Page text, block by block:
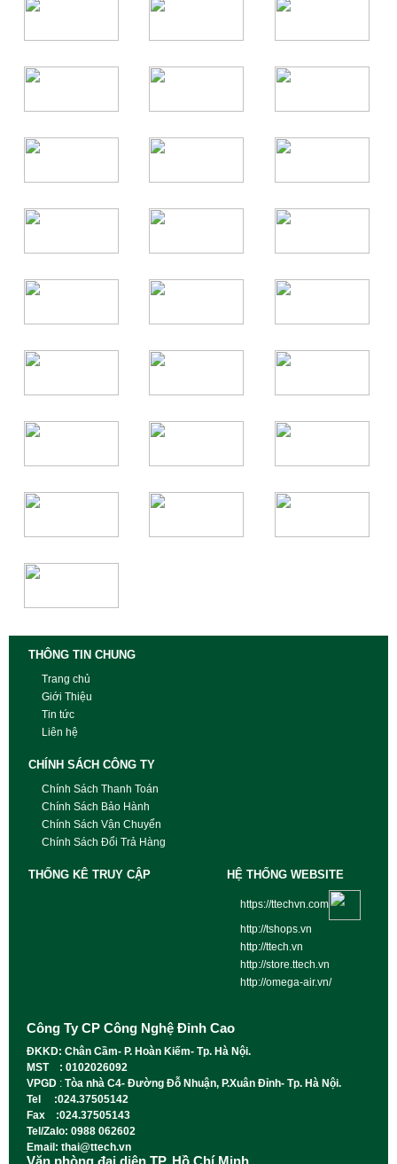
THÔNG TIN CHUNG
Trang chủ
Giới Thiệu
Tin tức
Liên hệ
CHÍNH SÁCH CÔNG TY
Chính Sách Thanh Toán
Chính Sách Bảo Hành
Chính Sách Vận Chuyển
Chính Sách Đổi Trả Hàng
THỐNG KÊ TRUY CẬP HỆ THỐNG WEBSITE
https://ttechvn.com
http://tshops.vn
http://ttech.vn
http://store.ttech.vn
http://omega-air.vn/
Công Ty CP Công Nghệ Đỉnh Cao
ĐKKD: Chân Cầm- P. Hoàn Kiếm- Tp. Hà Nội.
MST : 0102026092
VPGD : Tòa nhà C4- Đường Đỗ Nhuận, P.Xuân Đỉnh- Tp. Hà Nội.
Tel :024.37505142
Fax :024.37505143
Tel/Zalo: 0988 062602
Email: thai@ttech.vn
Văn phòng đại diện TP. Hồ Chí Minh